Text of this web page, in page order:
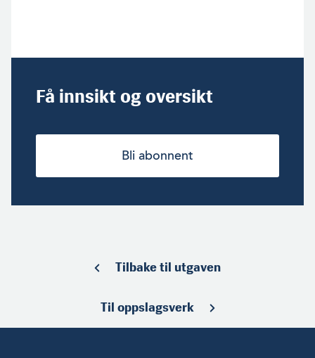
Få innsikt og oversikt
Bli abonnent
Tilbake til utgaven
Til oppslagsverk